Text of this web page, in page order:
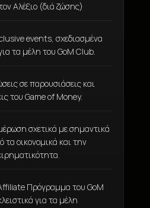
Αλέξιο (διά ζώσης)
events, σχεδιασμένα
τα μέλη του GoM Club.
σε παρουσιάσεις και
του Game of Money.
σχετικά με σημαντικά
τα οικονομικά και την
Πρόγραμμα του GoM
για τα μέλη